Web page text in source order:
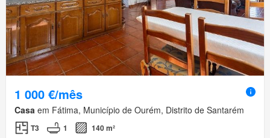
1 000 €/mês
Casa em Fátima, Município de Ourém, Distrito de Santarém
T3 1
140 m²